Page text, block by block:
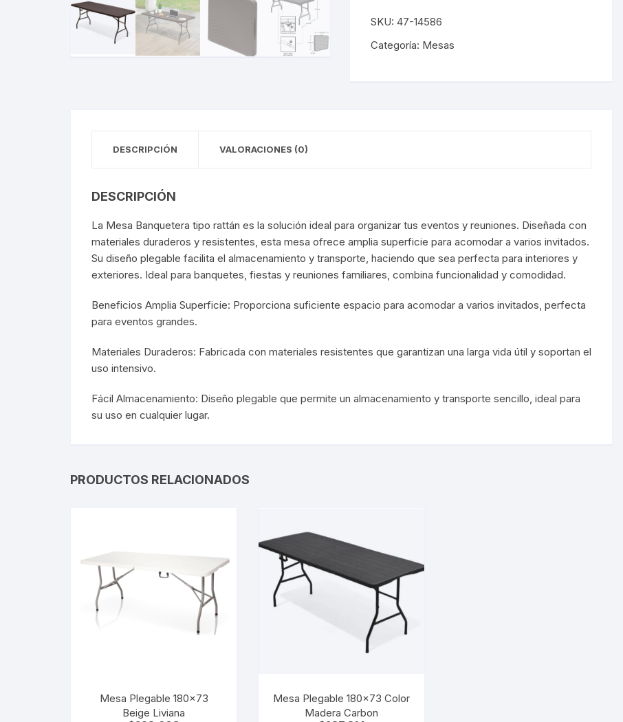
Rattan
Cafe
SKU:47-14586
Categoría: Mesas
DESCRIPCIÓN VALORACIONES (0)
DESCRIPCIÓN
La Mesa Banquetera tipo rattán es la solución ideal para organizar tus eventos y reuniones. Diseñada con
materiales duraderos y resistentes, esta mesa ofrece amplia superficie para acomodar a varios invitados.
Su diseño plegable facilita el almacenamiento y transporte, haciendo que sea perfecta para interiores y
exteriores. Ideal para banquetes, fiestas y reuniones familiares, combina funcionalidad y comodidad.
Beneficios Amplia Superficie: Proporciona suficiente espacio para acomodar a varios invitados, perfecta
para eventos grandes.
Materiales Duraderos: Fabricada con materiales resistentes que garantizan una larga vida útil y soportan el
uso intensivo.
Fácil Almacenamiento: Diseño plegable que permite un almacenamiento y transporte sencillo, ideal para
su uso en cualquier lugar.
PRODUCTOS RELACIONADOS
Mesa Plegable 180×73
Beige Liviana
Mesa Plegable 180×73 Color
Madera Carbon